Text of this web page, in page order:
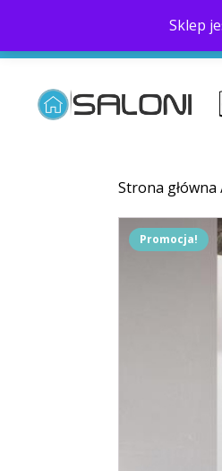
Sklep
Strona główna
Promocja!